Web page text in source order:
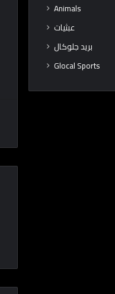
Animals
عبثيات
بريد جلوكال
Glocal Sports